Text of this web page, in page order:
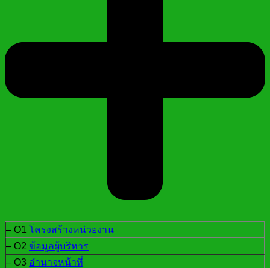
– O1 โครงสร้างหน่วยงาน
– O2 ข้อมูลผู้บริหาร
– O3 อำนาจหน้าที่